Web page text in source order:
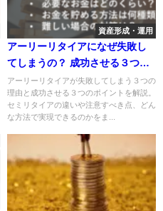
資産形成・運用
アーリーリタイアになぜ失敗し
てしまうの？ 成功させる３つの
ポイントを解説
アーリーリタイアが失敗してしまう３つの
理由と成功させる３つのポイントを解説。
セミリタイアの違いや注意すべき点、どん
な方法で実現できるのかをま...